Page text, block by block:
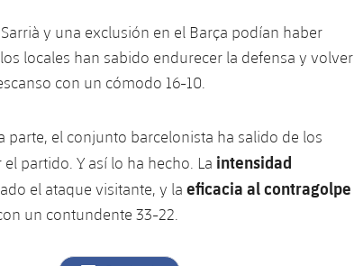
y una exclusión en el Barça podían haber
locales han sabido endurecer la defensa y volver
con un cómodo 16-10.
parte, el conjunto barcelonista ha salido de los
partido. Y así lo ha hecho. La intensidad
el ataque visitante, y la eficacia al contragolpe
un contundente 33-22.